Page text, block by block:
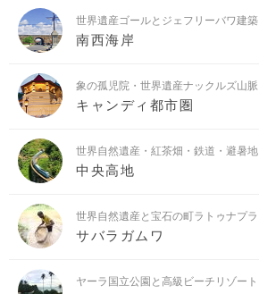
世界遺産ゴールとジェフリーバワ建築
南西海岸
象の孤児院・世界遺産ナックルズ山脈
キャンディ都市圏
世界自然遺産・紅茶畑・鉄道・避暑地
中央高地
世界自然遺産と宝石の町ラトゥナプラ
サバラガムワ
ヤーラ国立公園と高級ビーチリゾート